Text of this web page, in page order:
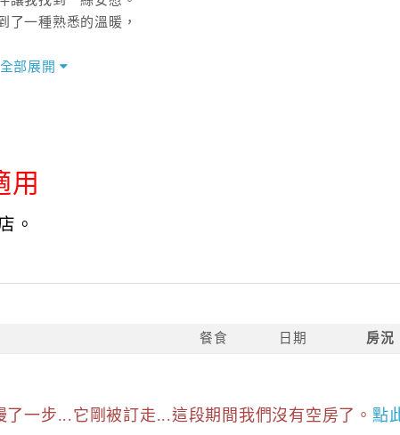
了一種熟悉的溫暖，
民文化體驗 ＃台東動物療癒住宿 ＃台東特色民宿推薦
＃台東旅遊住宿 ＃台東咖啡廳
全部展開
用
。
餐食 日期 房況
了一步...它剛被訂走...這段期間我們沒有空房了。 點